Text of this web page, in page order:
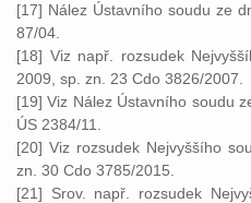
[17] Nález Ústavního soudu ze
87/04.
[18] Viz např. rozsudek
2009, sp. zn. 23 Cdo 3826/2007.
[19] Viz Nález Ústavního soudu
ÚS 2384/11.
[20] Viz rozsudek Nejvyššího
zn. 30 Cdo 3785/2015.
[21] Srov. např. rozsudek